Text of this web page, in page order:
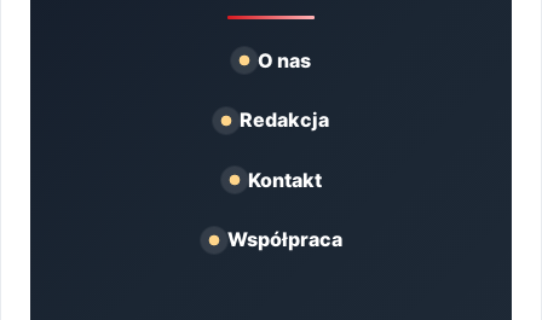
O nas
Redakcja
Kontakt
Współpraca